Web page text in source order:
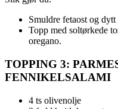
Smuldre fetaost og
Topp med soltørkede
oregano.
TOPPING 3:
FENNIKELSALAMI
4 ts olivenolje